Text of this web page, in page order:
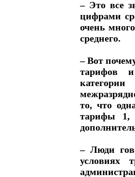
– Это все
цифрами
очень
среднего.
– Вот
тарифов и
то, что
тарифы 1,
– Люди
условиях